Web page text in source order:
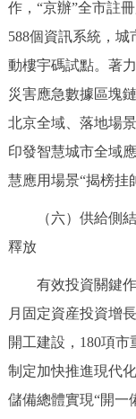
作，“京辦”全市註
588個資訊系統，
動樓宇碼試點。著
災害應急數據區塊
北京全域、落地場
印發智慧城市全域
慧應用場景“揭榜挂
（六）供給側結
釋放
有效投資關鍵作
月固定資産投資增
開工建設，180項市
制定加快推進現代
儲備總體實現“開一